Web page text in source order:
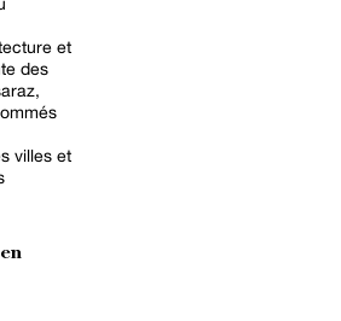
et
des
villes et